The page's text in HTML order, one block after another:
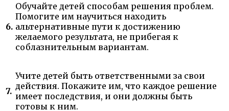
6.
Обучайте детей способам решения проблем.
Помогите им научиться находить
альтернативные пути к достижению
желаемого результата, не прибегая к
соблазнительным вариантам.
7.
Учите детей быть ответственными за свои
действия. Покажите им, что каждое решение
имеет последствия, и они должны быть
готовы к ним.